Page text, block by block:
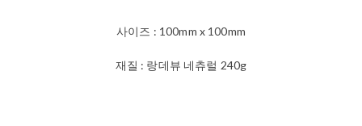
사이즈 : 100mm x 100mm
재질 : 랑데뷰 네츄럴 240g